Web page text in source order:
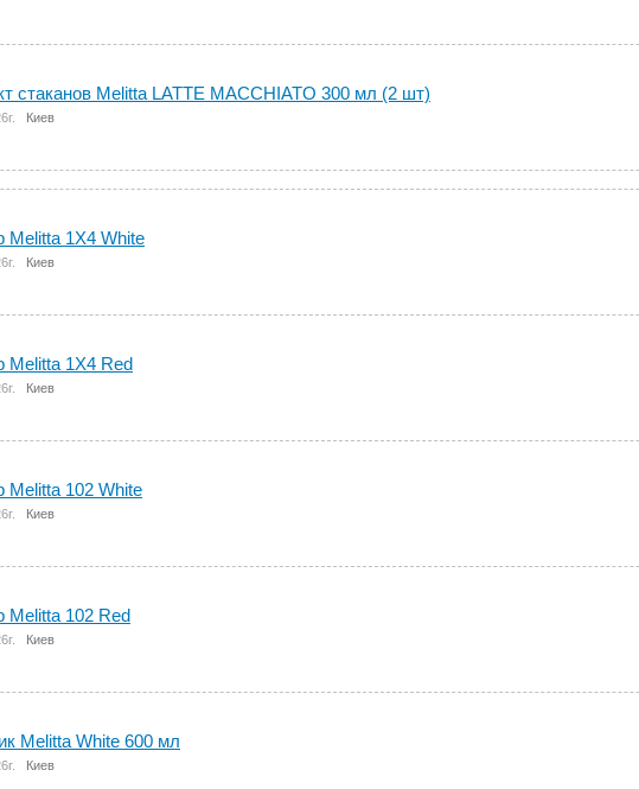
стаканов Melitta LATTE MACCHIATO 300 мл (2 шт)
Киев
Melitta 1X4 White
Киев
Melitta 1X4 Red
Киев
Melitta 102 White
Киев
Melitta 102 Red
Киев
Melitta White 600 мл
Киев